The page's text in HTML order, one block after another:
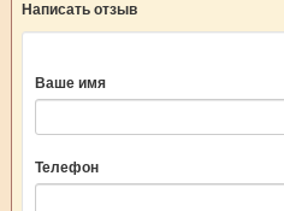
Написать отзыв
Ваше имя
Телефон